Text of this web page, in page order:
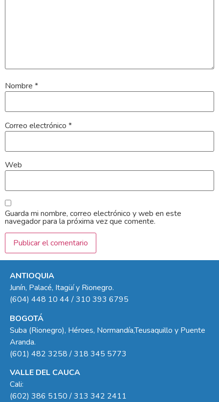
Nombre *
Correo electrónico *
Web
Guarda mi nombre, correo electrónico y web en este
navegador para la próxima vez que comente.
ANTIOQUIA
Junín, Palacé, Itagüí y Rionegro.
(604) 448 10 44 / 310 393 6795
BOGOTÁ
Suba (Rionegro), Héroes, Normandía,Teusaquillo y Puente
Aranda.
(601) 482 3258 / 318 345 5773
VALLE DEL CAUCA
Cali:
(602) 386 5150 / 313 342 2411